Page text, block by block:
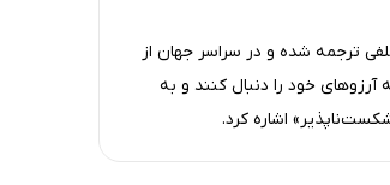
ترجمه شده و در سراسر جهان از
خود را دنبال کنند و به
اشاره کرد.